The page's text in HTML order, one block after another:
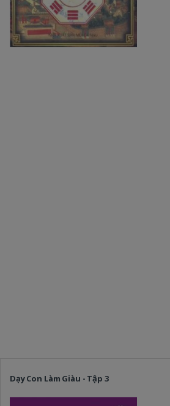
Dạy Con Làm Giàu - Tập 3